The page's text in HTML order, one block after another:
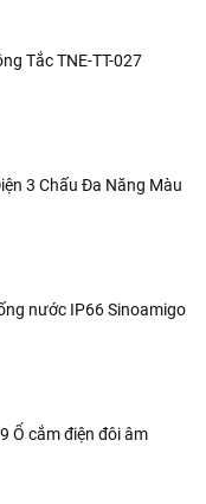
Tắc TNE-TT-027
3 Chấu Đa Năng Màu
nước IP66 Sinoamigo
Ổ cắm điện đôi âm